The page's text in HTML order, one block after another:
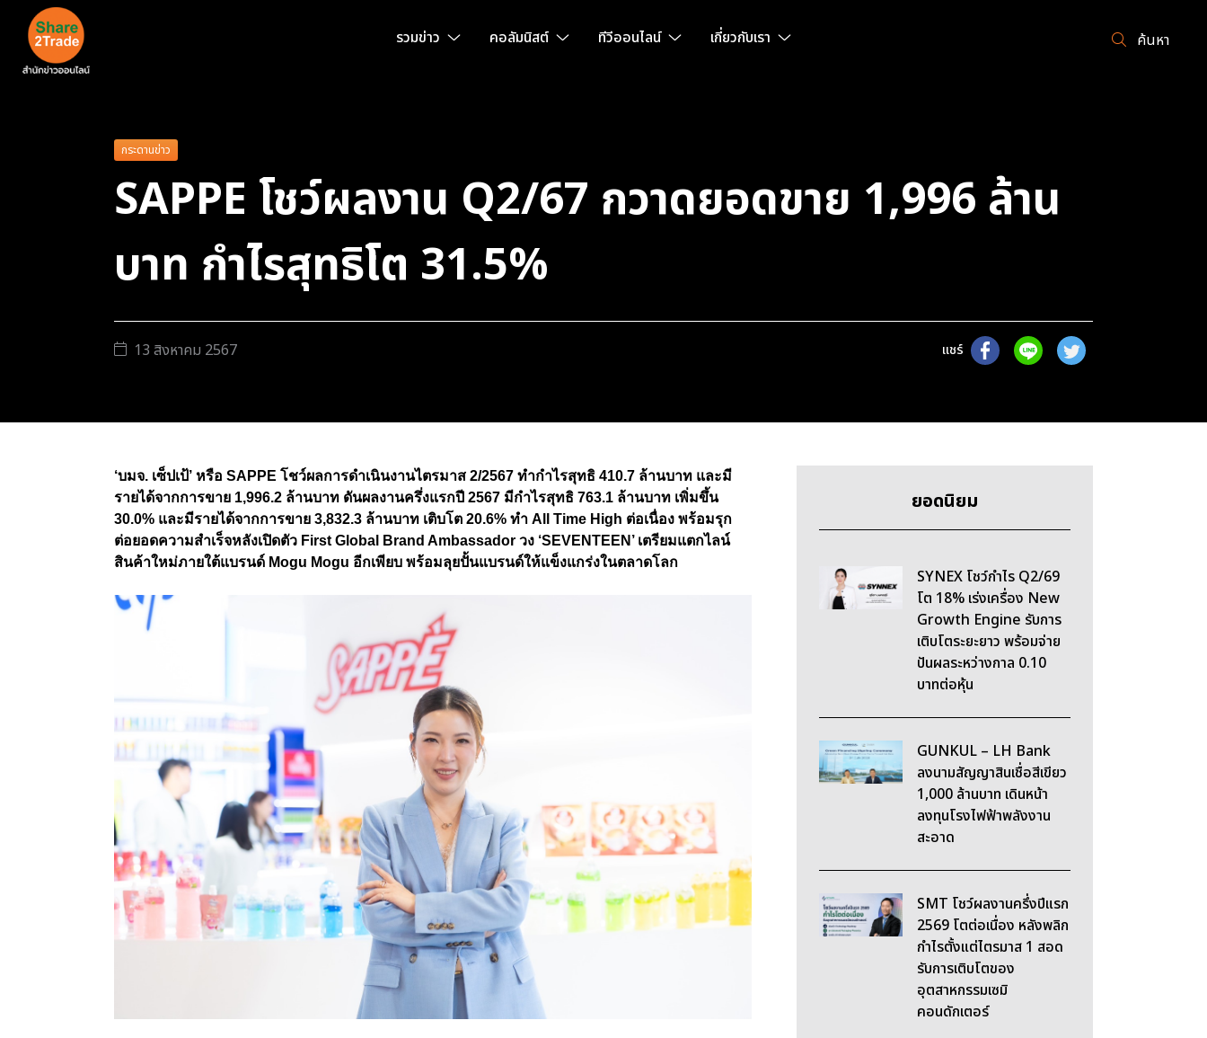
รวมข่าว คอลัมนิสต์ ทีวีออนไลน์ เกี่ยวกับเรา ค้นหา
กระดานข่าว
SAPPE โชว์ผลงาน Q2/67 กวาดยอดขาย 1,996 ล้าน
บาท กำไรสุทธิโต 31.5%
13 สิงหาคม 2567 แชร์
‘บมจ. เซ็ปเป้’ หรือ SAPPE โชว์ผลการดำเนินงานไตรมาส 2/2567 ทำกำไรสุทธิ 410.7 ล้านบาท และมี
รายได้จากการขาย 1,996.2 ล้านบาท ดันผลงานครึ่งแรกปี 2567 มีกำไรสุทธิ 763.1 ล้านบาท เพิ่มขึ้น
30.0% และมีรายได้จากการขาย 3,832.3 ล้านบาท เติบโต 20.6% ทำ All Time High ต่อเนื่อง พร้อมรุก
ต่อยอดความสำเร็จหลังเปิดตัว First Global Brand Ambassador วง ‘SEVENTEEN’ เตรียมแตกไลน์
สินค้าใหม่ภายใต้แบรนด์ Mogu Mogu อีกเพียบ พร้อมลุยปั้นแบรนด์ให้แข็งแกร่งในตลาดโลก
ยอดนิยม
SYNEX โชว์กำไร Q2/69
โต 18% เร่งเครื่อง New
Growth Engine รับการ
เติบโตระยะยาว พร้อมจ่าย
ปันผลระหว่างกาล 0.10
บาทต่อหุ้น
GUNKUL – LH Bank
ลงนามสัญญาสินเชื่อสีเขียว
1,000 ล้านบาท เดินหน้า
ลงทุนโรงไฟฟ้าพลังงาน
สะอาด
SMT โชว์ผลงานครึ่งปีแรก
2569 โตต่อเนื่อง หลังพลิก
กำไรตั้งแต่ไตรมาส 1 สอด
รับการเติบโตของ
อุตสาหกรรมเซมิ
คอนดักเตอร์